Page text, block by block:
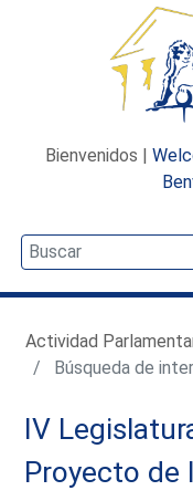
Bienvenidos |
Actividad
Búsqueda de
IV
Proyecto de